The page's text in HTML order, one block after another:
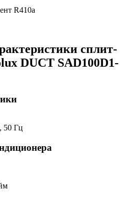
R410a
сплит-
DUCT SAD100D1-
50 Гц